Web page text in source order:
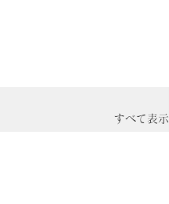
すべて表示